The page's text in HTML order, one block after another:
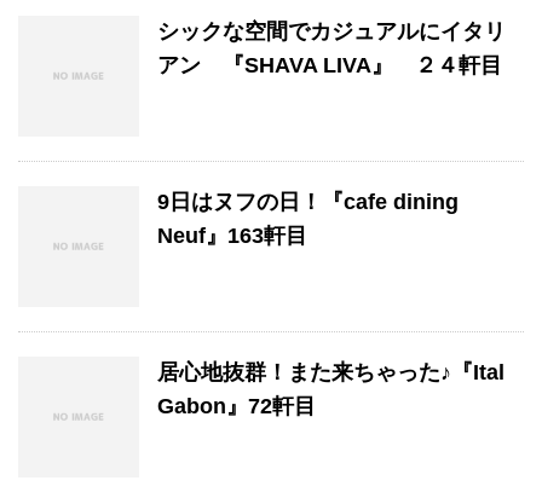
シックな空間でカジュアルにイタリ
アン 『SHAVA LIVA』 ２４軒目
9日はヌフの日！『cafe dining
Neuf』163軒目
居心地抜群！また来ちゃった♪『Ital
Gabon』72軒目